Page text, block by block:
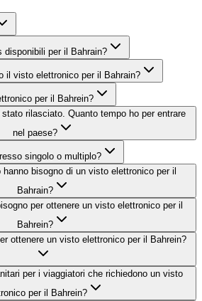
per il Bahrain?
il visto elettronico per il Bahrain?
per il Bahrein?
rilasciato. Quanto tempo ho per entrare
nel paese?
singolo o multiplo?
bisogno di un visto elettronico per il
Bahrain?
per ottenere un visto elettronico per il
Bahrein?
ottenere un visto elettronico per il Bahrein?
per i viaggiatori che richiedono un visto
per il Bahrein?